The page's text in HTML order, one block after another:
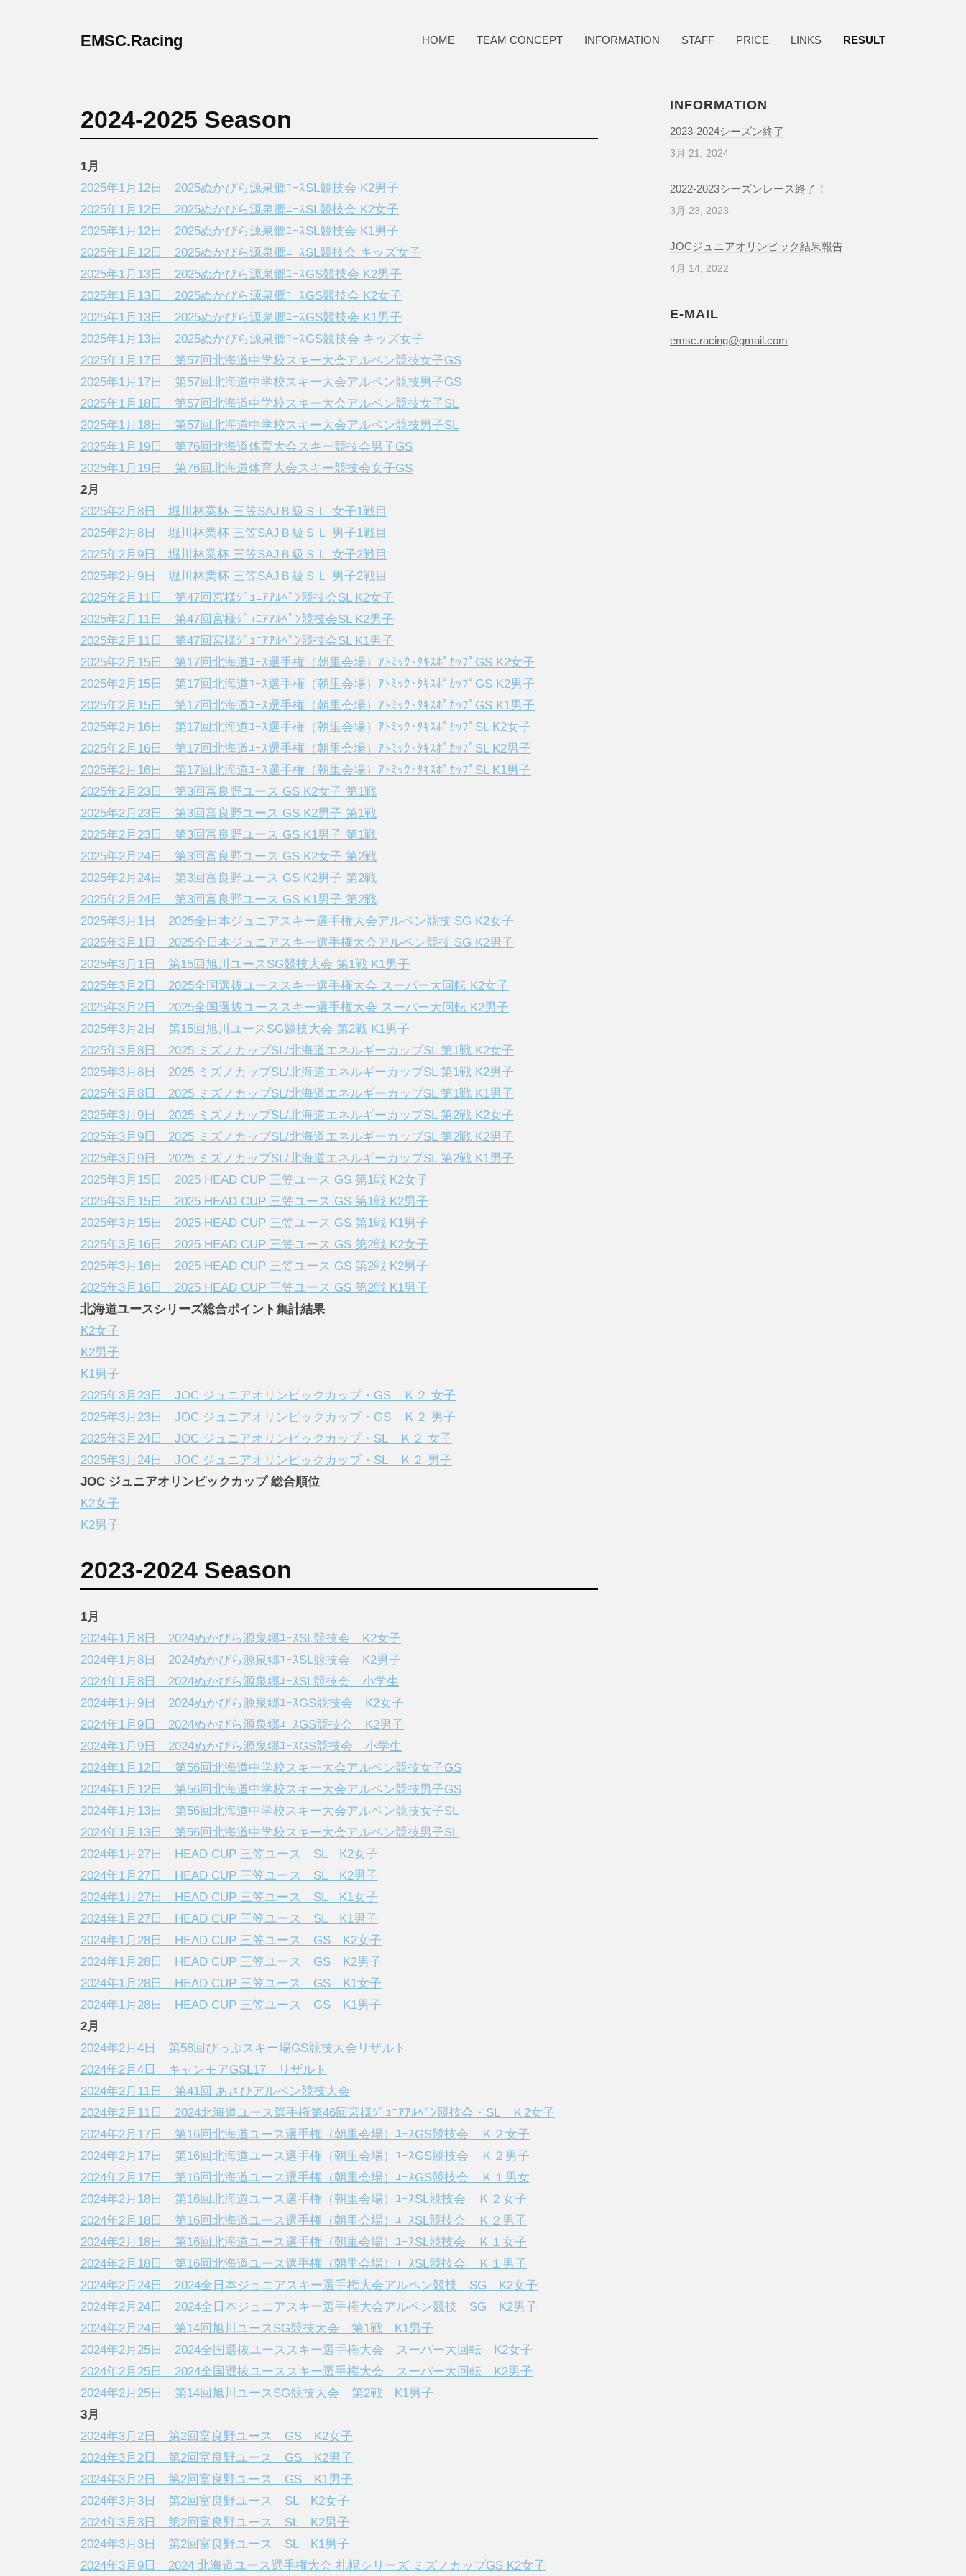
EMSC.Racing
ク
ー
シ
ン
グ
HOME TEAM CONCEPT INFORMATION STAFF PRICE LINKS RESULT
4
2025
by
枝
幸
三
笠
山
ス
ツ
ク
ラ
ブ
2024-2025 Season
1月
2025年1月12日 2025ぬかびら源泉郷ﾕｰｽSL競技会 K2男子
2025年1月12日 2025ぬかびら源泉郷ﾕｰｽSL競技会 K2女子
2025年1月12日 2025ぬかびら源泉郷ﾕｰｽSL競技会 K1男子
2025年1月12日 2025ぬかびら源泉郷ﾕｰｽSL競技会 キッズ女子
2025年1月13日 2025ぬかびら源泉郷ﾕｰｽGS競技会 K2男子
2025年1月13日 2025ぬかびら源泉郷ﾕｰｽGS競技会 K2女子
2025年1月13日 2025ぬかびら源泉郷ﾕｰｽGS競技会 K1男子
2025年1月13日 2025ぬかびら源泉郷ﾕｰｽGS競技会 キッズ女子
2025年1月17日 第57回北海道中学校スキー大会アルペン競技女子GS
2025年1月17日 第57回北海道中学校スキー大会アルペン競技男子GS
2025年1月18日 第57回北海道中学校スキー大会アルペン競技女子SL
2025年1月18日 第57回北海道中学校スキー大会アルペン競技男子SL
2025年1月19日 第76回北海道体育大会スキー競技会男子GS
2025年1月19日 第76回北海道体育大会スキー競技会女子GS
2月
2025年2月8日 堀川林業杯 三笠SAJＢ級ＳＬ 女子1戦目
2025年2月8日 堀川林業杯 三笠SAJＢ級ＳＬ 男子1戦目
2025年2月9日 堀川林業杯 三笠SAJＢ級ＳＬ 女子2戦目
2025年2月9日 堀川林業杯 三笠SAJＢ級ＳＬ 男子2戦目
2025年2月11日 第47回宮様ｼﾞｭﾆｱｱﾙﾍﾟﾝ競技会SL K2女子
2025年2月11日 第47回宮様ｼﾞｭﾆｱｱﾙﾍﾟﾝ競技会SL K2男子
2025年2月11日 第47回宮様ｼﾞｭﾆｱｱﾙﾍﾟﾝ競技会SL K1男子
2025年2月15日 第17回北海道ﾕｰｽ選手権（朝里会場）ｱﾄﾐｯｸ･ﾀｷｽﾎﾟｶｯﾌﾟGS K2女子
2025年2月15日 第17回北海道ﾕｰｽ選手権（朝里会場）ｱﾄﾐｯｸ･ﾀｷｽﾎﾟｶｯﾌﾟGS K2男子
2025年2月15日 第17回北海道ﾕｰｽ選手権（朝里会場）ｱﾄﾐｯｸ･ﾀｷｽﾎﾟｶｯﾌﾟGS K1男子
2025年2月16日 第17回北海道ﾕｰｽ選手権（朝里会場）ｱﾄﾐｯｸ･ﾀｷｽﾎﾟｶｯﾌﾟSL K2女子
2025年2月16日 第17回北海道ﾕｰｽ選手権（朝里会場）ｱﾄﾐｯｸ･ﾀｷｽﾎﾟｶｯﾌﾟSL K2男子
2025年2月16日 第17回北海道ﾕｰｽ選手権（朝里会場）ｱﾄﾐｯｸ･ﾀｷｽﾎﾟｶｯﾌﾟSL K1男子
2025年2月23日 第3回富良野ユース GS K2女子 第1戦
2025年2月23日 第3回富良野ユース GS K2男子 第1戦
2025年2月23日 第3回富良野ユース GS K1男子 第1戦
2025年2月24日 第3回富良野ユース GS K2女子 第2戦
2025年2月24日 第3回富良野ユース GS K2男子 第2戦
2025年2月24日 第3回富良野ユース GS K1男子 第2戦
2025年3月1日 2025全日本ジュニアスキー選手権大会アルペン競技 SG K2女子
2025年3月1日 2025全日本ジュニアスキー選手権大会アルペン競技 SG K2男子
2025年3月1日 第15回旭川ユースSG競技大会 第1戦 K1男子
2025年3月2日 2025全国選抜ユーススキー選手権大会 スーパー大回転 K2女子
2025年3月2日 2025全国選抜ユーススキー選手権大会 スーパー大回転 K2男子
2025年3月2日 第15回旭川ユースSG競技大会 第2戦 K1男子
2025年3月8日 2025 ミズノカップSL/北海道エネルギーカップSL 第1戦 K2女子
2025年3月8日 2025 ミズノカップSL/北海道エネルギーカップSL 第1戦 K2男子
2025年3月8日 2025 ミズノカップSL/北海道エネルギーカップSL 第1戦 K1男子
2025年3月9日 2025 ミズノカップSL/北海道エネルギーカップSL 第2戦 K2女子
2025年3月9日 2025 ミズノカップSL/北海道エネルギーカップSL 第2戦 K2男子
2025年3月9日 2025 ミズノカップSL/北海道エネルギーカップSL 第2戦 K1男子
2025年3月15日 2025 HEAD CUP 三笠ユース GS 第1戦 K2女子
2025年3月15日 2025 HEAD CUP 三笠ユース GS 第1戦 K2男子
2025年3月15日 2025 HEAD CUP 三笠ユース GS 第1戦 K1男子
2025年3月16日 2025 HEAD CUP 三笠ユース GS 第2戦 K2女子
2025年3月16日 2025 HEAD CUP 三笠ユース GS 第2戦 K2男子
2025年3月16日 2025 HEAD CUP 三笠ユース GS 第2戦 K1男子
北海道ユースシリーズ総合ポイント集計結果
K2女子
K2男子
K1男子
2025年3月23日 JOC ジュニアオリンピックカップ・GS Ｋ２ 女子
2025年3月23日 JOC ジュニアオリンピックカップ・GS Ｋ２ 男子
2025年3月24日 JOC ジュニアオリンピックカップ・SL Ｋ２ 女子
2025年3月24日 JOC ジュニアオリンピックカップ・SL Ｋ２ 男子
JOC ジュニアオリンピックカップ 総合順位
K2女子
K2男子
2023-2024 Season
1月
2024年1月8日 2024ぬかびら源泉郷ﾕｰｽSL競技会 K2女子
2024年1月8日 2024ぬかびら源泉郷ﾕｰｽSL競技会 K2男子
2024年1月8日 2024ぬかびら源泉郷ﾕｰｽSL競技会 小学生
2024年1月9日 2024ぬかびら源泉郷ﾕｰｽGS競技会 K2女子
2024年1月9日 2024ぬかびら源泉郷ﾕｰｽGS競技会 K2男子
2024年1月9日 2024ぬかびら源泉郷ﾕｰｽGS競技会 小学生
2024年1月12日 第56回北海道中学校スキー大会アルペン競技女子GS
2024年1月12日 第56回北海道中学校スキー大会アルペン競技男子GS
2024年1月13日 第56回北海道中学校スキー大会アルペン競技女子SL
2024年1月13日 第56回北海道中学校スキー大会アルペン競技男子SL
2024年1月27日 HEAD CUP 三笠ユース SL K2女子
2024年1月27日 HEAD CUP 三笠ユース SL K2男子
2024年1月27日 HEAD CUP 三笠ユース SL K1女子
2024年1月27日 HEAD CUP 三笠ユース SL K1男子
2024年1月28日 HEAD CUP 三笠ユース GS K2女子
2024年1月28日 HEAD CUP 三笠ユース GS K2男子
2024年1月28日 HEAD CUP 三笠ユース GS K1女子
2024年1月28日 HEAD CUP 三笠ユース GS K1男子
2月
2024年2月4日 第58回ぴっぷスキー場GS競技大会リザルト
2024年2月4日 キャンモアGSL17 リザルト
2024年2月11日 第41回 あさひアルペン競技大会
2024年2月11日 2024北海道ユース選手権第46回宮様ｼﾞｭﾆｱｱﾙﾍﾟﾝ競技会・SL Ｋ2女子
2024年2月17日 第16回北海道ユース選手権（朝里会場）ﾕｰｽGS競技会 Ｋ２女子
2024年2月17日 第16回北海道ユース選手権（朝里会場）ﾕｰｽGS競技会 Ｋ２男子
2024年2月17日 第16回北海道ユース選手権（朝里会場）ﾕｰｽGS競技会 Ｋ１男女
2024年2月18日 第16回北海道ユース選手権（朝里会場）ﾕｰｽSL競技会 Ｋ２女子
2024年2月18日 第16回北海道ユース選手権（朝里会場）ﾕｰｽSL競技会 Ｋ２男子
2024年2月18日 第16回北海道ユース選手権（朝里会場）ﾕｰｽSL競技会 Ｋ１女子
2024年2月18日 第16回北海道ユース選手権（朝里会場）ﾕｰｽSL競技会 Ｋ１男子
2024年2月24日 2024全日本ジュニアスキー選手権大会アルペン競技 SG K2女子
2024年2月24日 2024全日本ジュニアスキー選手権大会アルペン競技 SG K2男子
2024年2月24日 第14回旭川ユースSG競技大会 第1戦 K1男子
2024年2月25日 2024全国選抜ユーススキー選手権大会 スーパー大回転 K2女子
2024年2月25日 2024全国選抜ユーススキー選手権大会 スーパー大回転 K2男子
2024年2月25日 第14回旭川ユースSG競技大会 第2戦 K1男子
3月
2024年3月2日 第2回富良野ユース GS K2女子
2024年3月2日 第2回富良野ユース GS K2男子
2024年3月2日 第2回富良野ユース GS K1男子
2024年3月3日 第2回富良野ユース SL K2女子
2024年3月3日 第2回富良野ユース SL K2男子
2024年3月3日 第2回富良野ユース SL K1男子
2024年3月9日 2024 北海道ユース選手権大会 札幌シリーズ ミズノカップGS K2女子
INFORMATION
2023-2024シーズン終了
3月 21, 2024
2022-2023シーズンレース終了！
3月 23, 2023
JOCジュニアオリンピック結果報告
4月 14, 2022
E-MAIL
emsc.racing@gmail.com